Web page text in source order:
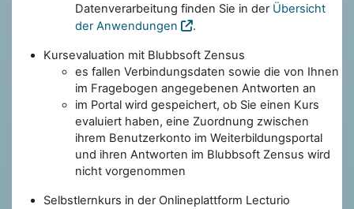
Datenverarbeitung finden Sie in der Übersicht
der Anwendungen
.
Kursevaluation mit Blubbsoft Zensus
es fallen Verbindungsdaten sowie die von Ihnen
im Fragebogen angegebenen Antworten an
im Portal wird gespeichert, ob Sie einen Kurs
evaluiert haben, eine Zuordnung zwischen
ihrem Benutzerkonto im Weiterbildungsportal
und ihren Antworten im Blubbsoft Zensus wird
nicht vorgenommen
Selbstlernkurs in der Onlineplattform Lecturio